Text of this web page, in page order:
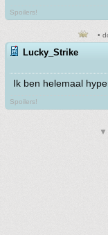
Spoilers!
•
Lucky_Strike
Ik ben helemaal
Spoilers!
▼